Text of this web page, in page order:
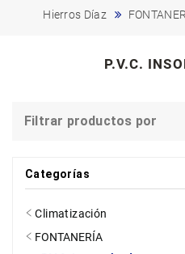
Hierros Díaz
P.V.C.
Filtrar productos por
Categorías
Climatización
FONTANERÍA